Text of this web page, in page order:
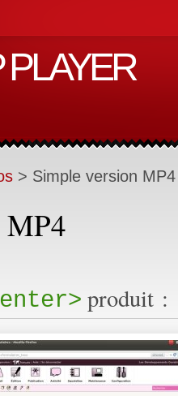
PLAYER
> Simple version MP4
MP4
produit :